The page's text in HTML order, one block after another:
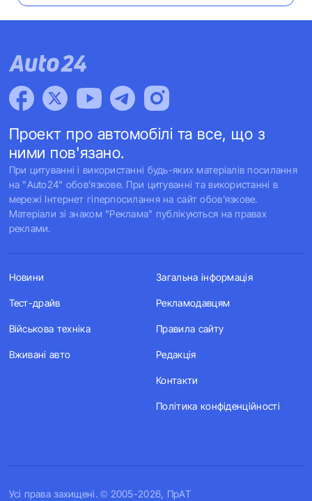
Проект про автомобілі та все, що з
ними пов'язано.
При цитуванні і використанні будь-яких матеріалів посилання
на "Auto24" обов'язкове. При цитуванні та використанні в
мережі Інтернет гіперпосилання на сайт обов'язкове.
Матеріали зі знаком "Реклама" публікуються на правах
реклами.
Усi права захищенi. © 2005-2026, ПрАТ
Новини
Тест-драйв
Військова техніка
Вживані авто
Загальна інформація
Рекламодавцям
Правила сайту
Редакція
Контакти
Політика конфіденційності